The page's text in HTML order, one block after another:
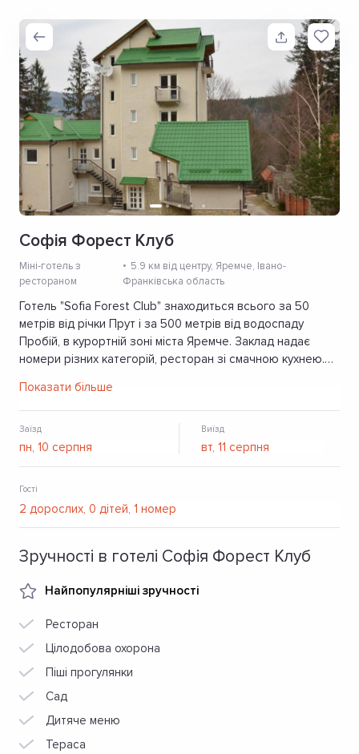
Софія Форест Клуб
Міні-готель з
рестораном
5.9 км від центру, Яремче, Івано-
Франківська область
Готель "Sofia Forest Club" знаходиться всього за 50
метрів від річки Прут і за 500 метрів від водоспаду
Пробій, в курортній зоні міста Яремче. Заклад надає
номери різних категорій, ресторан зі смачною кухнею.
Показати більше
Заїзд Виїзд
Гості
Зручності в готелі Софія Форест Клуб
Найпопулярніші зручності
Ресторан
Цілодобова охорона
Піші прогулянки
Сад
Дитяче меню
Тераса